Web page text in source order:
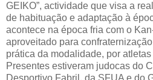
GEIKO”, actividade que visa a
de habituação e adaptação à
acontece na época fria com o
aproveitado para
prática da modalidade, por
Presentes estiveram judocas do